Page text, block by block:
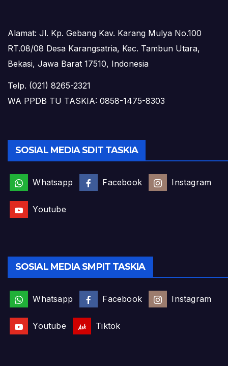
Alamat: Jl. Kp. Gebang Kav. Karang Mulya No.100
RT.08/08 Desa Karangsatria, Kec. Tambun Utara,
Bekasi, Jawa Barat 17510, Indonesia
Telp. (021) 8265-2321
WA PPDB TU TASKIA: 0858-1475-8303
SOSIAL MEDIA SDIT TASKIA
Whatsapp Facebook Instagram
Youtube
SOSIAL MEDIA SMPIT TASKIA
Whatsapp Facebook Instagram
Youtube Tiktok